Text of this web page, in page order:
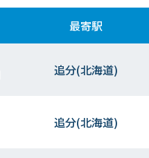
最寄駅
追分(北海道)
追分(北海道)